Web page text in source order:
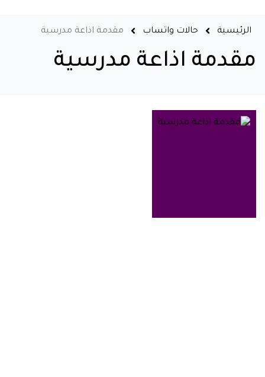
الرئيسية حالات واتساب مقدمة اذاعة مدرسية
مقدمة اذاعة مدرسية